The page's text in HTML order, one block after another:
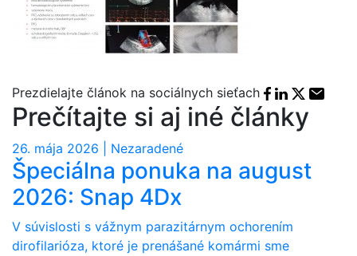
Prezdielajte článok na sociálnych sieťach Facebook
Linkedin
X share
E-
Prečítajte si aj iné články
26. mája 2026 | Nezaradené
Špeciálna ponuka na august
2026: Snap 4Dx
V súvislosti s vážnym parazitárnym ochorením
dirofilarióza, ktoré je prenášané komármi sme